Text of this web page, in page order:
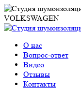
VOLKSWAGEN
О нас
Вопрос-ответ
Видео
Отзывы
Контакты